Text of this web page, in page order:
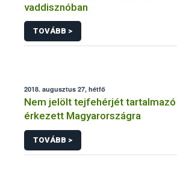
vaddisznóban
TOVÁBB >
2018. augusztus 27, hétfő
Nem jelölt tejfehérjét
érkezett Magyarországra
TOVÁBB >